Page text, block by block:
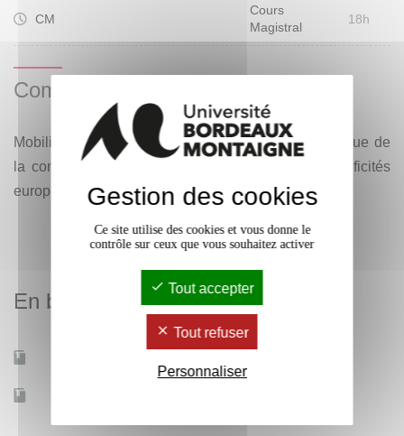
CM
Cours
Magistral
18h
Compétences visées
Mobiliser des concepts et méthodes d'analyse critique de
la communication et politique en fonction de spécificités
européennes ou aréales.
En bref
Gestion des cookies
Ce site utilise des cookies et vous donne le
contrôle sur ceux que vous souhaitez activer
Tout accepter
Tout refuser
Personnaliser